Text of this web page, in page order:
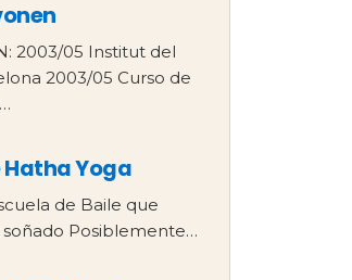
2003/05 Institut del
2003/05 Curso de
Hatha Yoga
de Baile que
Posiblemente…